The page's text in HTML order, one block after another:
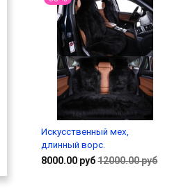
Искусственный мех,
длинный ворс.
8000.00 руб 12000.00 руб